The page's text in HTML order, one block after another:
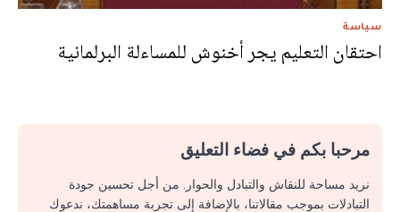
سياسة
احتقان التعليم يجر أخنوش للمساءلة البرلمانية
مرحبا بكم في فضاء التعليق
نريد مساحة للنقاش والتبادل والحوار. من أجل تحسين جودة
التبادلات بموجب مقالاتنا، بالإضافة إلى تجربة مساهمتك، ندعوك